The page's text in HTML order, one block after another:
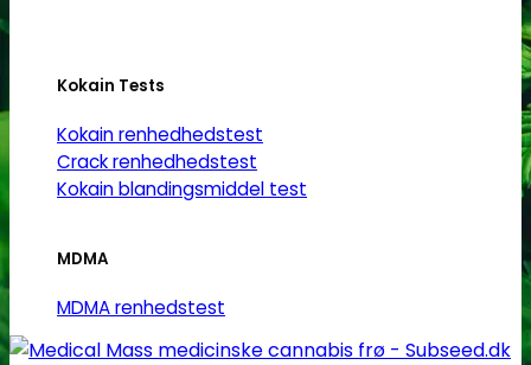
Kokain Tests
Kokain renhedhedstest
Crack renhedhedstest
Kokain blandingsmiddel test
MDMA
MDMA renhedstest
varesiden